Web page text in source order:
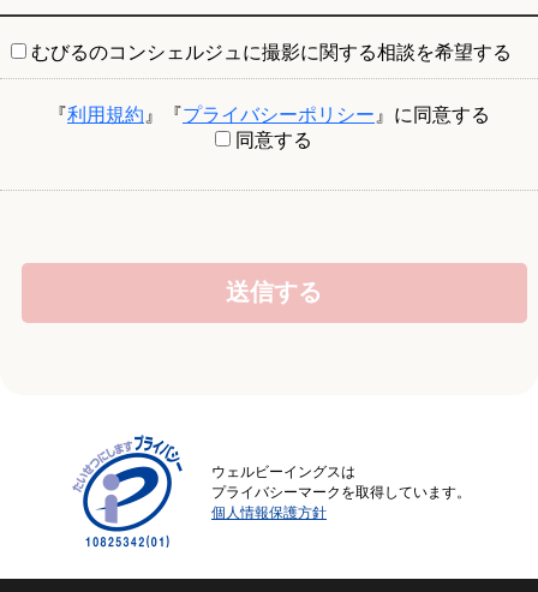
むびるのコンシェルジュに撮影に関する相談を希望する
『利用規約 』『プライバシーポリシー 』に同意する
同意する
ウェルビーイングスは
プライバシーマークを取得しています。
個人情報保護方針